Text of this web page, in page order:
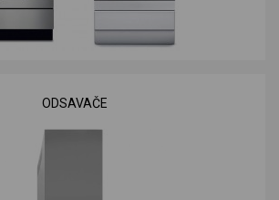
ODSAVAČE